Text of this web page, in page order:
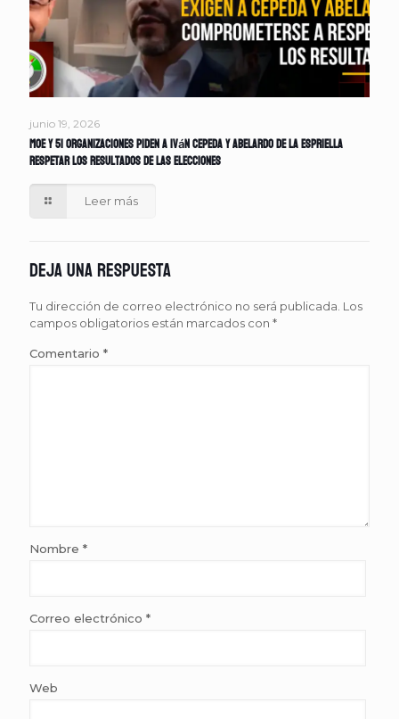
junio 19, 2026
MOE y 51 organizaciones piden a Iván Cepeda y Abelardo de la Espriella
respetar los resultados de las elecciones
Leer más
Deja una respuesta
Tu dirección de correo electrónico no será publicada. Los
campos obligatorios están marcados con *
Comentario *
Nombre *
Correo electrónico *
Web